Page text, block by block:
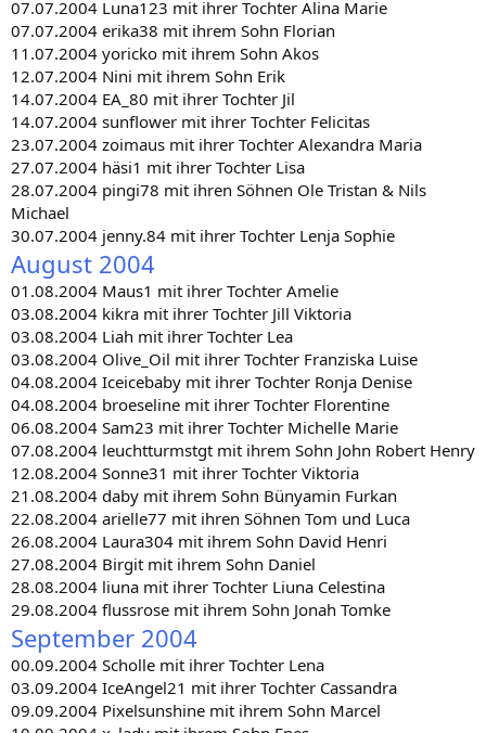
07.07.2004 Luna123 mit ihrer Tochter Alina Marie
07.07.2004 erika38 mit ihrem Sohn Florian
11.07.2004 yoricko mit ihrem Sohn Akos
12.07.2004 Nini mit ihrem Sohn Erik
14.07.2004 EA_80 mit ihrer Tochter Jil
14.07.2004 sunflower mit ihrer Tochter Felicitas
23.07.2004 zoimaus mit ihrer Tochter Alexandra Maria
27.07.2004 häsi1 mit ihrer Tochter Lisa
28.07.2004 pingi78 mit ihren Söhnen Ole Tristan & Nils
Michael
30.07.2004 jenny.84 mit ihrer Tochter Lenja Sophie
August 2004
01.08.2004 Maus1 mit ihrer Tochter Amelie
03.08.2004 kikra mit ihrer Tochter Jill Viktoria
03.08.2004 Liah mit ihrer Tochter Lea
03.08.2004 Olive_Oil mit ihrer Tochter Franziska Luise
04.08.2004 Iceicebaby mit ihrer Tochter Ronja Denise
04.08.2004 broeseline mit ihrer Tochter Florentine
06.08.2004 Sam23 mit ihrer Tochter Michelle Marie
07.08.2004 leuchtturmstgt mit ihrem Sohn John Robert Henry
12.08.2004 Sonne31 mit ihrer Tochter Viktoria
21.08.2004 daby mit ihrem Sohn Bünyamin Furkan
22.08.2004 arielle77 mit ihren Söhnen Tom und Luca
26.08.2004 Laura304 mit ihrem Sohn David Henri
27.08.2004 Birgit mit ihrem Sohn Daniel
28.08.2004 liuna mit ihrer Tochter Liuna Celestina
29.08.2004 flussrose mit ihrem Sohn Jonah Tomke
September 2004
00.09.2004 Scholle mit ihrer Tochter Lena
03.09.2004 IceAngel21 mit ihrer Tochter Cassandra
09.09.2004 Pixelsunshine mit ihrem Sohn Marcel